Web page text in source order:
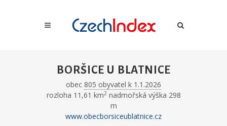
BORŠICE U BLATNICE
obec 805 obyvatel k 1.1.2026
rozloha 11,61 km2nadmořská výška 298
m
www.obecborsiceublatnice.cz